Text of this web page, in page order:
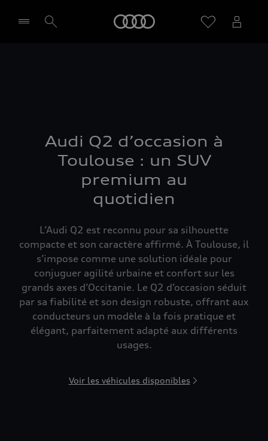
Audi Q2 d’occasion à
Toulouse : un SUV
premium au
quotidien
L’Audi Q2 est reconnu pour sa silhouette
compacte et son caractère affirmé. À Toulouse, il
s’impose comme une solution idéale pour
conjuguer agilité urbaine et confort sur les
grands axes d’Occitanie. Le Q2 d’occasion séduit
par sa fiabilité et son design robuste, offrant aux
conducteurs un modèle à la fois pratique et
élégant, parfaitement adapté aux différents
usages.
Voir les véhicules disponibles